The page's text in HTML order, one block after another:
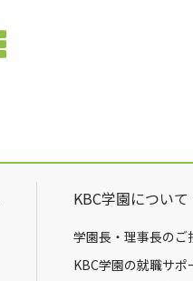
KBC学園について
学園長・理事長のご
KBC学園の就職サポ